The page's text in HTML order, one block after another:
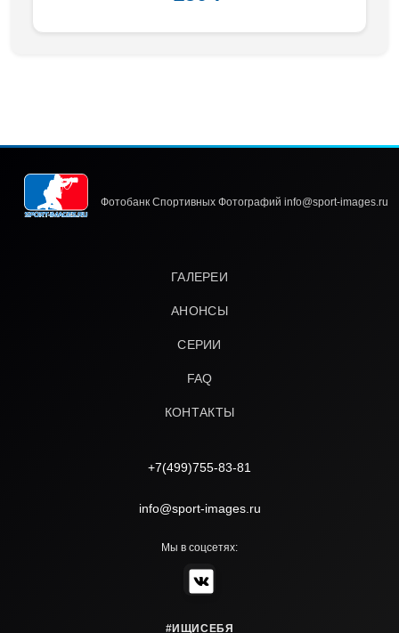
Фотобанк Спортивных Фотографий info@sport-images.ru
ГАЛЕРЕИ
АНОНСЫ
СЕРИИ
FAQ
КОНТАКТЫ
+7(499)755-83-81
info@sport-images.ru
Мы в соцсетях:
#ИЩИСЕБЯ